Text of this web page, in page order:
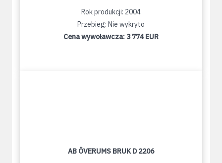
Rok produkcji: 2004
Przebieg: Nie wykryto
Cena wywoławcza: 3 774 EUR
AB ÖVERUMS BRUK D 2206